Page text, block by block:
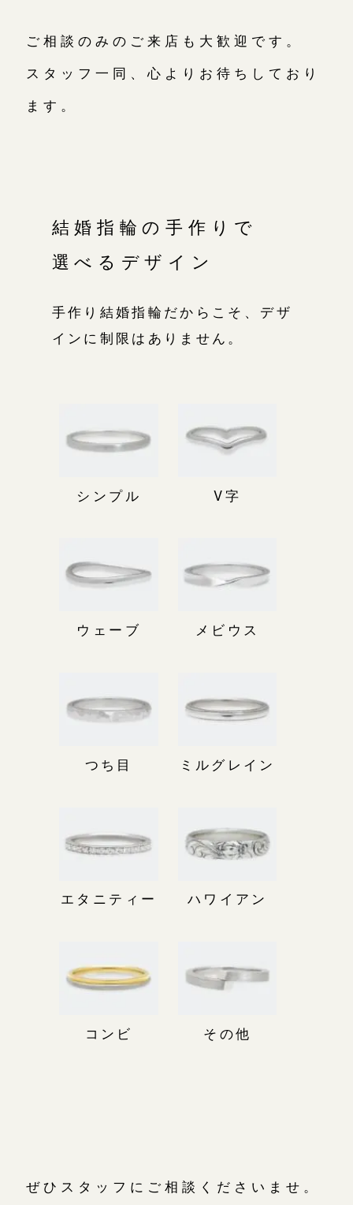
ご相談のみのご来店も大歓迎です。
スタッフ一同、心よりお待ちしており
ます。
結婚指輪の手作りで
選べるデザイン
手作り結婚指輪だからこそ、デザ
インに制限はありません。
シンプル V字
ウェーブ メビウス
つち目 ミルグレイン
エタニティー ハワイアン
コンビ その他
ぜひスタッフにご相談くださいませ。